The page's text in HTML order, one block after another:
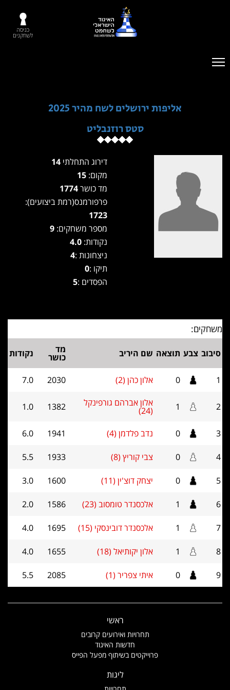
כניסה
לשחקנים
אליפות ירושלים לשח מהיר 2025
סטס רוזנבליט
דירוג התחלתי
מקום:
מד כושר
פרפורמנס(רמת ביצועים):
1723
מספר משחקים:
נקודות: 4.0
ניצחונות :4
תיקו :0
הפסדים :5
משחקים:
סיבוב צבע תוצאה שם היריב מד
כושר נקודות
1
0 אלון כהן (2) 2030
7.0
2
1 אלון אברהם גורפינקל
(24)
1382
1.0
3
0 נדב פלדמן (4) 1941
6.0
4
0 צבי קוריץ (8) 1933
5.5
5
0 יצחק דוצ'ין (11) 1600
3.0
6
1 אלכסנדר טומסוב (23) 1586
2.0
7
1 אלכסנדר דובינסקי (15) 1695
4.0
8
1 אלון יקותיאל (18) 1655
4.0
9
0 איתי צפריר (1) 2085
5.5
ראשי
תחרויות ואירועים קרובים
חדשות האיגוד
פרוייקטים בשיתוף מפעל הפייס
ליגות